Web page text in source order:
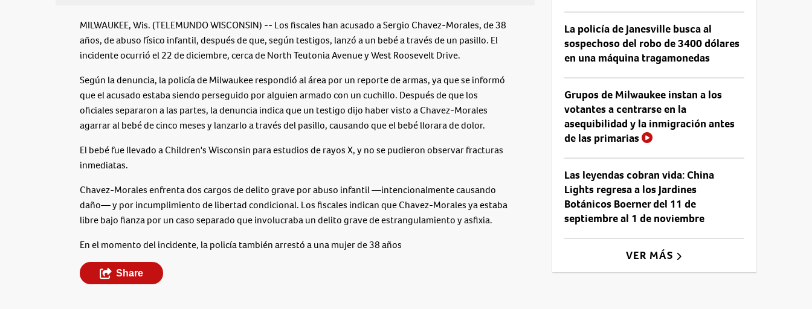
MILWAUKEE, Wis. (TELEMUNDO WISCONSIN) -- Los fiscales han acusado a Sergio Chavez-Morales, de 38
años, de abuso físico infantil, después de que, según testigos, lanzó a un bebé a través de un pasillo. El
incidente ocurrió el 22 de diciembre, cerca de North Teutonia Avenue y West Roosevelt Drive.
Según la denuncia, la policía de Milwaukee respondió al área por un reporte de armas, ya que se informó
que el acusado estaba siendo perseguido por alguien armado con un cuchillo. Después de que los
oficiales separaron a las partes, la denuncia indica que un testigo dijo haber visto a Chavez-Morales
agarrar al bebé de cinco meses y lanzarlo a través del pasillo, causando que el bebé llorara de dolor.
El bebé fue llevado a Children's Wisconsin para estudios de rayos X, y no se pudieron observar fracturas
inmediatas.
Chavez-Morales enfrenta dos cargos de delito grave por abuso infantil —intencionalmente causando
daño— y por incumplimiento de libertad condicional. Los fiscales indican que Chavez-Morales ya estaba
libre bajo fianza por un caso separado que involucraba un delito grave de estrangulamiento y asfixia.
En el momento del incidente, la policía también arrestó a una mujer de 38 años
Share
La policía de Janesville busca al
sospechoso del robo de 3400 dólares
en una máquina tragamonedas
Grupos de Milwaukee instan a los
votantes a centrarse en la
asequibilidad y la inmigración antes
de las primarias
Las leyendas cobran vida: China
Lights regresa a los Jardines
Botánicos Boerner del 11 de
septiembre al 1 de noviembre
VER MÁS